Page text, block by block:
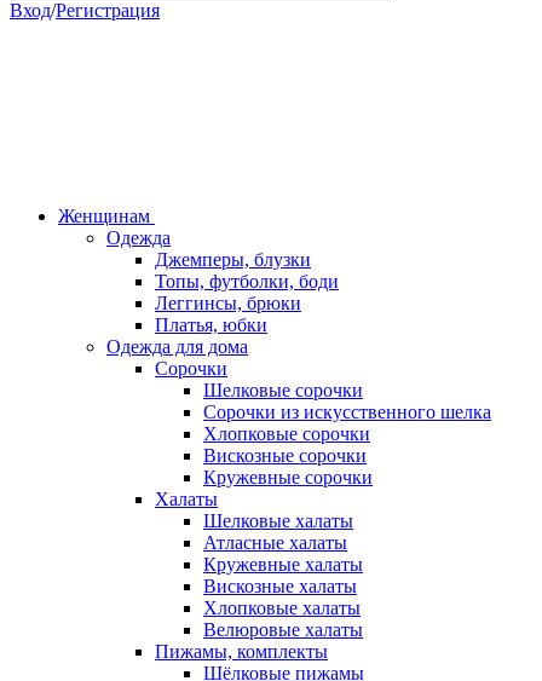
Вход/Регистрация
Женщинам
Одежда
Джемперы, блузки
Топы, футболки, боди
Леггинсы, брюки
Платья, юбки
Одежда для дома
Сорочки
Шелковые сорочки
Сорочки из искусственного шелка
Хлопковые сорочки
Вискозные сорочки
Кружевные сорочки
Халаты
Шелковые халаты
Атласные халаты
Кружевные халаты
Вискозные халаты
Хлопковые халаты
Велюровые халаты
Пижамы, комплекты
Шёлковые пижамы